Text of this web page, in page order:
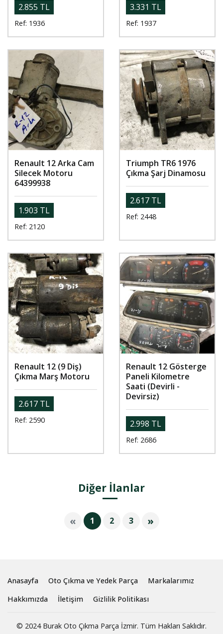
2.855 TL
Ref: 1936
3.331 TL
Ref: 1937
Renault 12 Arka Cam
Silecek Motoru
64399938
1.903 TL
Ref: 2120
Triumph TR6 1976
Çıkma Şarj Dinamosu
2.617 TL
Ref: 2448
Renault 12 (9 Diş)
Çıkma Marş Motoru
2.617 TL
Ref: 2590
Renault 12 Gösterge
Paneli Kilometre
Saati (Devirli -
Devirsiz)
2.998 TL
Ref: 2686
Diğer İlanlar
« 1 2 3 »
Anasayfa Oto Çıkma ve Yedek Parça
Markalarımız
Hakkımızda
İletişim Gizlilik Politikası
© 2024 Burak Oto Çıkma Parça İzmir. Tüm Hakları Saklıdır.